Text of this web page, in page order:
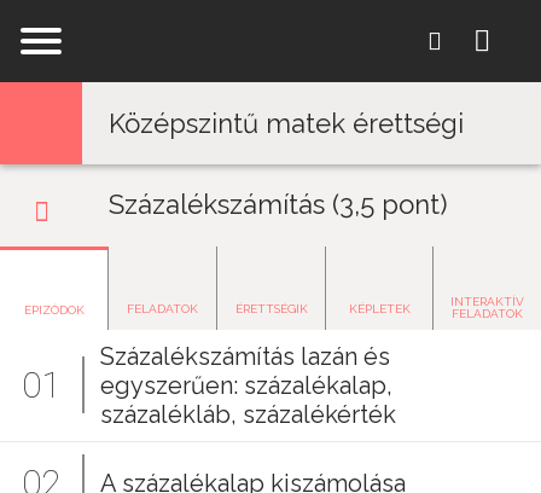
Középszintű matek érettségi
Százalékszámítás (3,5 pont)
EPIZÓDOK FELADATOK ÉRETTSÉGIK KÉPLETEK
INTERAKTÍV
FELADATOK
01
Százalékszámítás lazán és
egyszerűen: százalékalap,
százalékláb, százalékérték
02 A százalékalap kiszámolása